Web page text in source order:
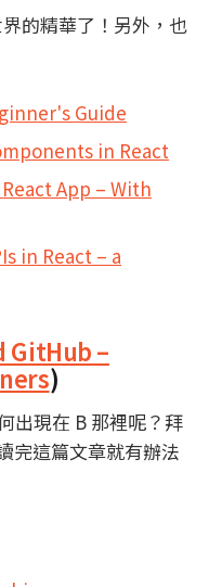
的精華了！另外，也
Guide
in React
App – With
in React – a
GitHub –
)
出現在 B 那裡呢？拜
完這篇文章就有辦法